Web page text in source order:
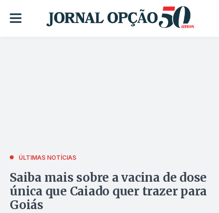
ÚLTIMAS NOTÍCIAS
Saiba mais sobre a vacina de dose
única que Caiado quer trazer para
Goiás